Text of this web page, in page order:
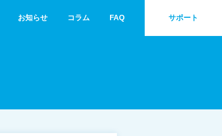
お知らせ コラム FAQ サポート